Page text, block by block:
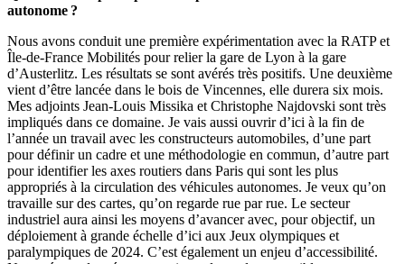
autonome ?
Nous avons conduit une première expérimentation avec la RATP et
Île-de-France Mobilités pour relier la gare de Lyon à la gare
d’Austerlitz. Les résultats se sont avérés très positifs. Une deuxième
vient d’être lancée dans le bois de Vincennes, elle durera six mois.
Mes adjoints Jean-Louis Missika et Christophe Najdovski sont très
impliqués dans ce domaine. Je vais aussi ouvrir d’ici à la fin de
l’année un travail avec les constructeurs automobiles, d’une part
pour définir un cadre et une méthodologie en commun, d’autre part
pour identifier les axes routiers dans Paris qui sont les plus
appropriés à la circulation des véhicules autonomes. Je veux qu’on
travaille sur des cartes, qu’on regarde rue par rue. Le secteur
industriel aura ainsi les moyens d’avancer avec, pour objectif, un
déploiement à grande échelle d’ici aux Jeux olympiques et
paralympiques de 2024. C’est également un enjeu d’accessibilité.